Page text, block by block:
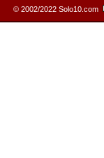
© 2002/2022 Solo10.com